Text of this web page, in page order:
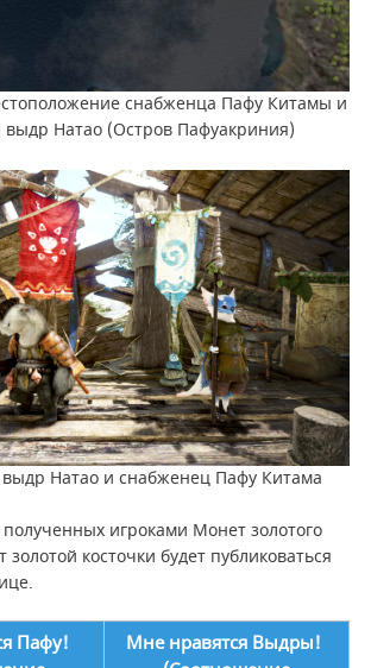
снабженца Пафу Китамы и
Натао (Остров Пафуакриния)
Натао и снабженец Пафу Китама
игроками Монет золотого
косточки будет публиковаться
Пафу!
Мне нравятся Выдры!